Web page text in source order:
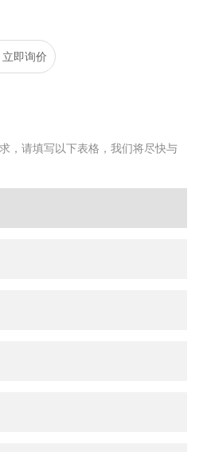
立即询价
，请填写以下表格，我们将尽快与